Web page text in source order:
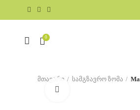
0
მთავარი სამგზავრო ზომა